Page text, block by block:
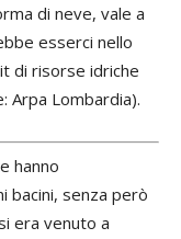
di neve, vale a
esserci nello
di risorse idriche
Arpa Lombardia).
hanno
bacini, senza però
era venuto a